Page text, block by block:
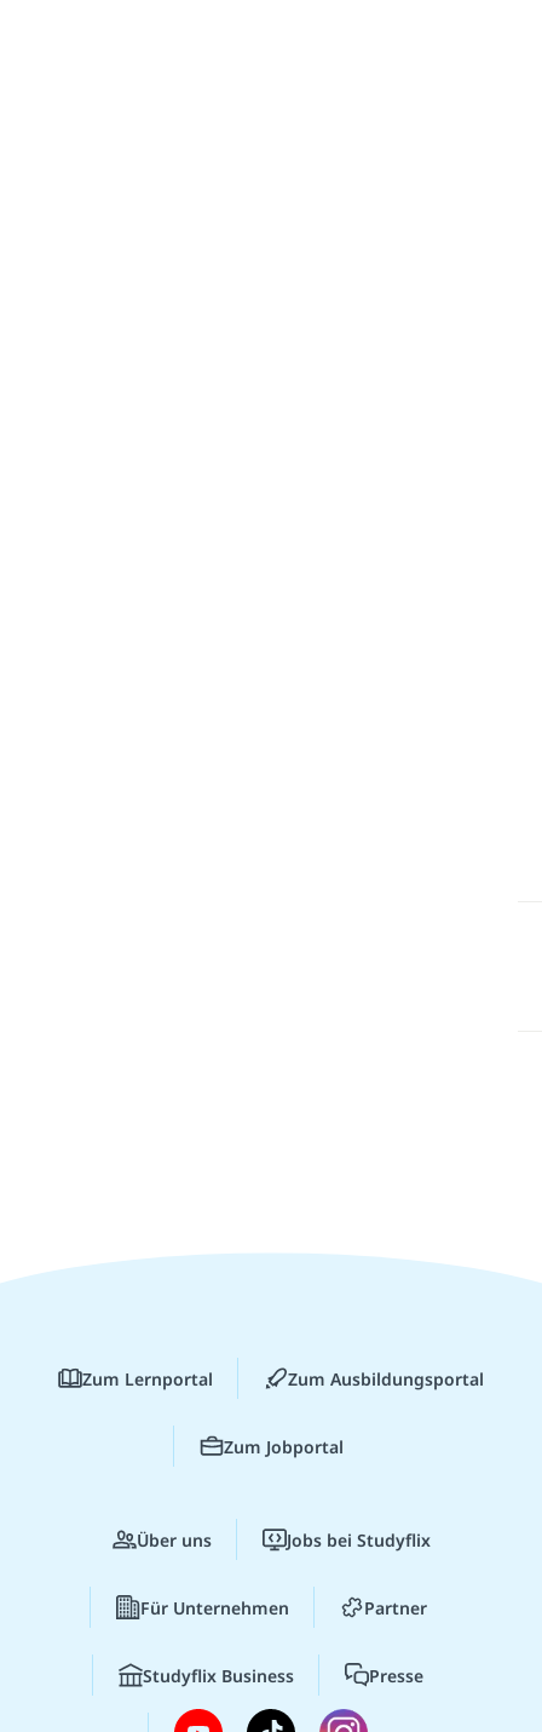
Zum Lernportal Zum Ausbildungsportal
Zum Jobportal
Über uns Jobs bei Studyflix
Für Unternehmen Partner
Studyflix Business Presse